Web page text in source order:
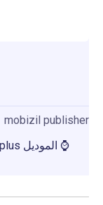
mobizil publisher